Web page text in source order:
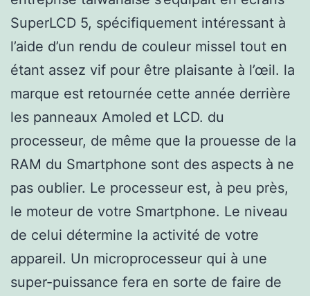
SuperLCD 5, spécifiquement intéressant à
l’aide d’un rendu de couleur missel tout en
étant assez vif pour être plaisante à l’œil. la
marque est retournée cette année derrière
les panneaux Amoled et LCD. du
processeur, de même que la prouesse de la
RAM du Smartphone sont des aspects à ne
pas oublier. Le processeur est, à peu près,
le moteur de votre Smartphone. Le niveau
de celui détermine la activité de votre
appareil. Un microprocesseur qui à une
super-puissance fera en sorte de faire de